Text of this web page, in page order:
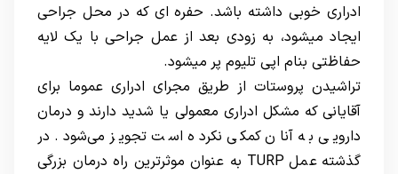
ادراری خوبی داشته باشد. حفره ای که در محل جراحی
ایجاد میشود، به زودی بعد از عمل جراحی با یک لایه
حفاظتی بنام اپی تلیوم پر میشود.
تراشیدن پروستات از طریق مجرای ادراری عموما برای
آقایانی که مشکل ادراری معمولی یا شدید دارند و درمان
دارویی به آنان کمکی نکرده است تجویز می‌شود. در
گذشته عمل TURP به عنوان موثرترین راه درمان بزرگی